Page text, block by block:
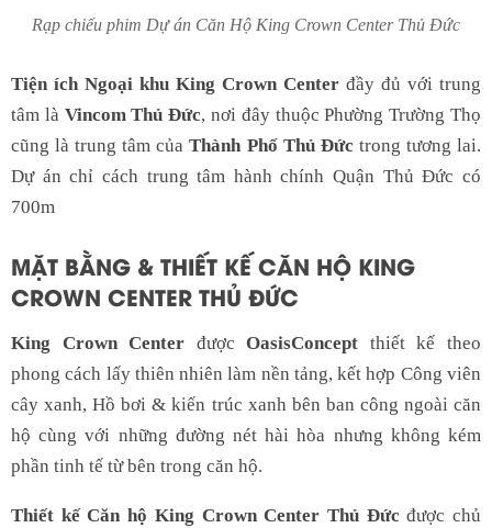
Rạp chiếu phim Dự án Căn Hộ King Crown Center Thủ Đức
Tiện ích Ngoại khu King Crown Center đầy đủ với trung
tâm là Vincom Thủ Đức, nơi đây thuộc Phường Trường Thọ
cũng là trung tâm củaThành Phố Thủ Đức trong tương lai.
Dự án chỉ cách trung tâm hành chính Quận Thủ Đức có
700m
MẶT BẰNG & THIẾT KẾ CĂN HỘ KING
CROWN CENTER THỦ ĐỨC
King Crown Center đượcOasisConcept thiết kế theo
phong cách lấy thiên nhiên làm nền tảng, kết hợp Công viên
cây xanh, Hồ bơi & kiến trúc xanh bên ban công ngoài căn
hộ cùng với những đường nét hài hòa nhưng không kém
phần tinh tế từ bên trong căn hộ.
Thiết kế Căn hộ King Crown Center Thủ Đứcđược chủ